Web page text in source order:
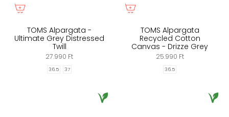
TOMS Alpargata -
Ultimate Grey Distressed
Twill
27.990 Ft
36.5 37
TOMS Alpargata
Recycled Cotton
Canvas - Drizze Grey
25.990 Ft
36.5